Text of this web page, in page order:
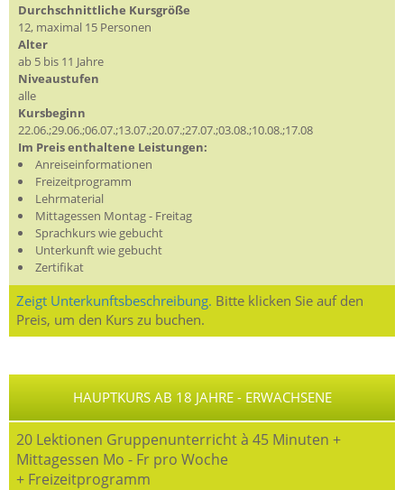
Durchschnittliche Kursgröße
12, maximal 15 Personen
Alter
ab 5 bis 11 Jahre
Niveaustufen
alle
Kursbeginn
22.06.;29.06.;06.07.;13.07.;20.07.;27.07.;03.08.;10.08.;17.08
Im Preis enthaltene Leistungen:
Anreiseinformationen
Freizeitprogramm
Lehrmaterial
Mittagessen Montag - Freitag
Sprachkurs wie gebucht
Unterkunft wie gebucht
Zertifikat
Zeigt Unterkunftsbeschreibung. Bitte klicken Sie auf den
Preis, um den Kurs zu buchen.
HAUPTKURS AB 18 JAHRE - ERWACHSENE
20 Lektionen Gruppenunterricht à 45 Minuten +
Mittagessen Mo - Fr pro Woche
+ Freizeitprogramm